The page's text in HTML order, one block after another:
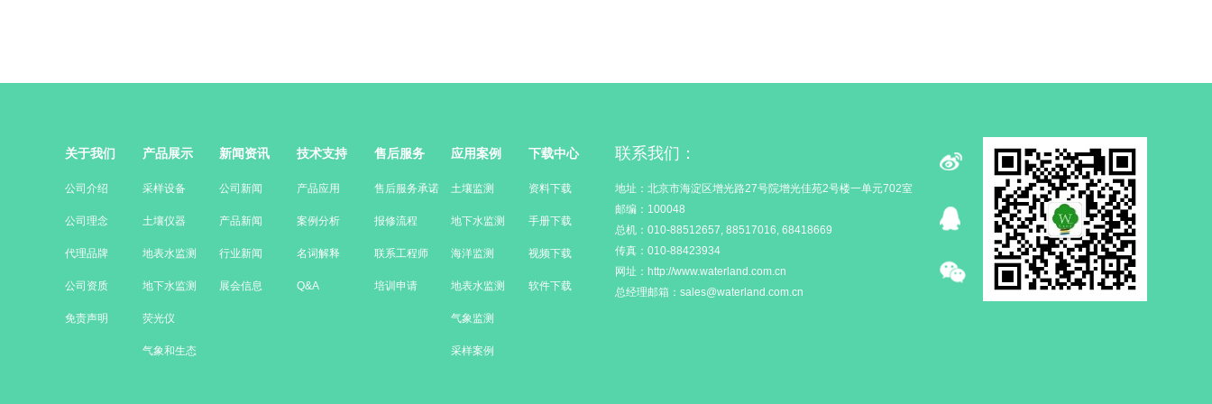
关于我们
公司介绍
公司理念
代理品牌
公司资质
免责声明
产品展示
采样设备
土壤仪器
地表水监测
地下水监测
荧光仪
气象和生态
新闻资讯
公司新闻
产品新闻
行业新闻
展会信息
技术支持
产品应用
案例分析
名词解释
Q&A
售后服务
售后服务承诺
报修流程
联系工程师
培训申请
应用案例
土壤监测
地下水监测
海洋监测
地表水监测
气象监测
采样案例
下载中心
资料下载
手册下载
视频下载
软件下载
联系我们：
地址：北京市海淀区增光路27号院增光佳苑2号楼一单元702室
邮编：100048
总机：010-88512657, 88517016, 68418669
传真：010-88423934
网址：http://www.waterland.com.cn
总经理邮箱：sales@waterland.com.cn